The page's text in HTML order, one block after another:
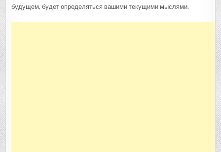
будущем, будет определяться вашими текущими мыслями.